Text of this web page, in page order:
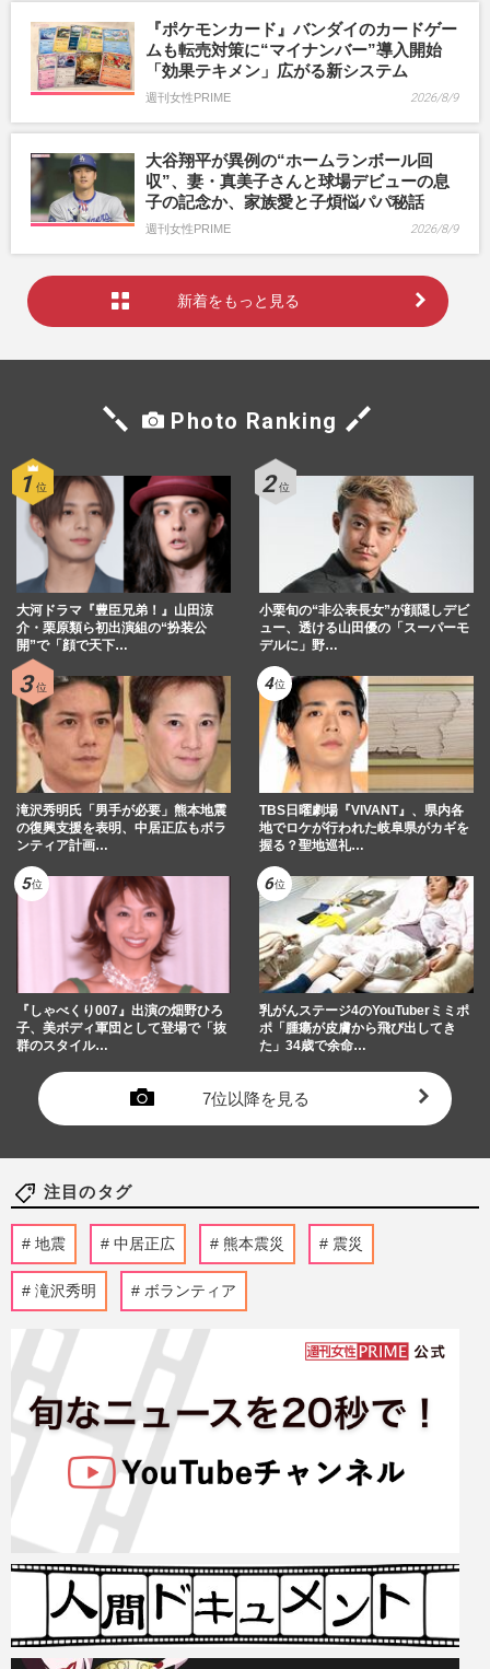
『ポケモンカード』バンダイのカードゲー
ムも転売対策に“マイナンバー”導入開始
「効果テキメン」広がる新システム
週刊女性PRIME 2026/8/9
大谷翔平が異例の“ホームランボール回
収”、妻・真美子さんと球場デビューの息
子の記念か、家族愛と子煩悩パパ秘話
週刊女性PRIME 2026/8/9
新着をもっと見る
Photo Ranking
大河ドラマ『豊臣兄弟！』山田涼
介・栗原類ら初出演組の“扮装公
開”で「顔で天下…
小栗旬の“非公表長女”が顔隠しデビ
ュー、透ける山田優の「スーパーモ
デルに」野…
滝沢秀明氏「男手が必要」熊本地震
の復興支援を表明、中居正広もボラ
ンティア計画…
TBS日曜劇場『VIVANT』、県内各
地でロケが行われた岐阜県がカギを
握る？聖地巡礼…
『しゃべくり007』出演の畑野ひろ
子、美ボディ軍団として登場で「抜
群のスタイル…
乳がんステージ4のYouTuberミミポ
ポ「腫瘍が皮膚から飛び出してき
た」34歳で余命…
7位以降を見る
注目のタグ
地震 中居正広 熊本震災 震災
滝沢秀明 ボランティア